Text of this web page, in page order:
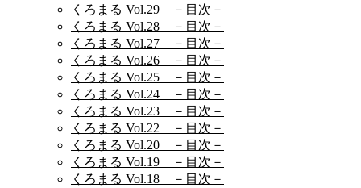
くろまる Vol.29 －目次－
くろまる Vol.28 －目次－
くろまる Vol.27 －目次－
くろまる Vol.26 －目次－
くろまる Vol.25 －目次－
くろまる Vol.24 －目次－
くろまる Vol.23 －目次－
くろまる Vol.22 －目次－
くろまる Vol.20 －目次－
くろまる Vol.19 －目次－
くろまる Vol.18 －目次－